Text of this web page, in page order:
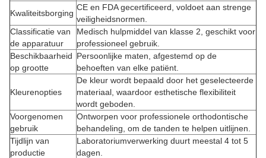
Kwaliteitsborging
CE en FDA gecertificeerd, voldoet aan strenge
veiligheidsnormen.
Classificatie van
de apparatuur
Medisch hulpmiddel van klasse 2, geschikt voor
professioneel gebruik.
Beschikbaarheid
op grootte
Persoonlijke maten, afgestemd op de
behoeften van elke patiënt.
Kleurenopties
De kleur wordt bepaald door het geselecteerde
materiaal, waardoor esthetische flexibiliteit
wordt geboden.
Voorgenomen
gebruik
Ontworpen voor professionele orthodontische
behandeling, om de tanden te helpen uitlijnen.
Tijdlijn van
productie
Laboratoriumverwerking duurt meestal 4 tot 5
dagen.